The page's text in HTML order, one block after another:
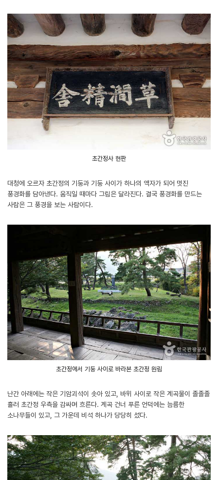
초간정사 현판
대청에 오르자 초간정의 기둥과 기둥 사이가 하나의 액자가 되어 멋진
풍경화를 담아낸다. 움직일 때마다 그림은 달라진다. 결국 풍경화를 만드는
사람은 그 풍경을 보는 사람이다.
초간정에서 기둥 사이로 바라본 초간정 원림
난간 아래에는 작은 기암괴석이 솟아 있고, 바위 사이로 작은 계곡물이 졸졸졸
흘러 초간정 우측을 감싸며 흐른다. 계곡 건너 푸른 언덕에는 늠름한
소나무들이 있고, 그 가운데 비석 하나가 당당히 섰다.